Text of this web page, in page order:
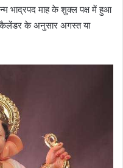
भाद्रपद माह के शुक्ल पक्ष में हुआ
कैलेंडर के अनुसार अगस्त या